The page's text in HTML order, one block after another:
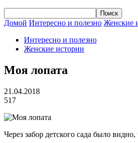
Домой Интересно и полезно Женские
Интересно и полезно
Женские истории
Моя лопата
21.04.2018
517
Через забор детского сада было